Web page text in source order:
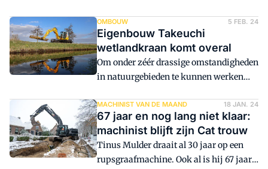
dagelijks aan het werk om munitie uit
de grond te halen. Dat doen zij onder
andere met hun nieuwe, hybride Kobelco
rupsgraafmachine.
OMBOUW 5 FEB. 24
Eigenbouw Takeuchi
wetlandkraan komt overal
Om onder zéér drassige omstandigheden
in natuurgebieden te kunnen werken
TB290 om tot wetlandkraan, inclusief
een in eigen beheer ontworpen en
gebouwde onderwagen. De bijzondere
machine kan zonder schade rijden in
gebieden waar je te voet amper vooruit
MACHINIST VAN DE MAAND 18 JAN. 24
67 jaar en nog lang niet klaar:
machinist blijft zijn Cat trouw
Tinus Mulder draait al 30 jaar op een
rupsgraafmachine. Ook al is hij 67 jaar,